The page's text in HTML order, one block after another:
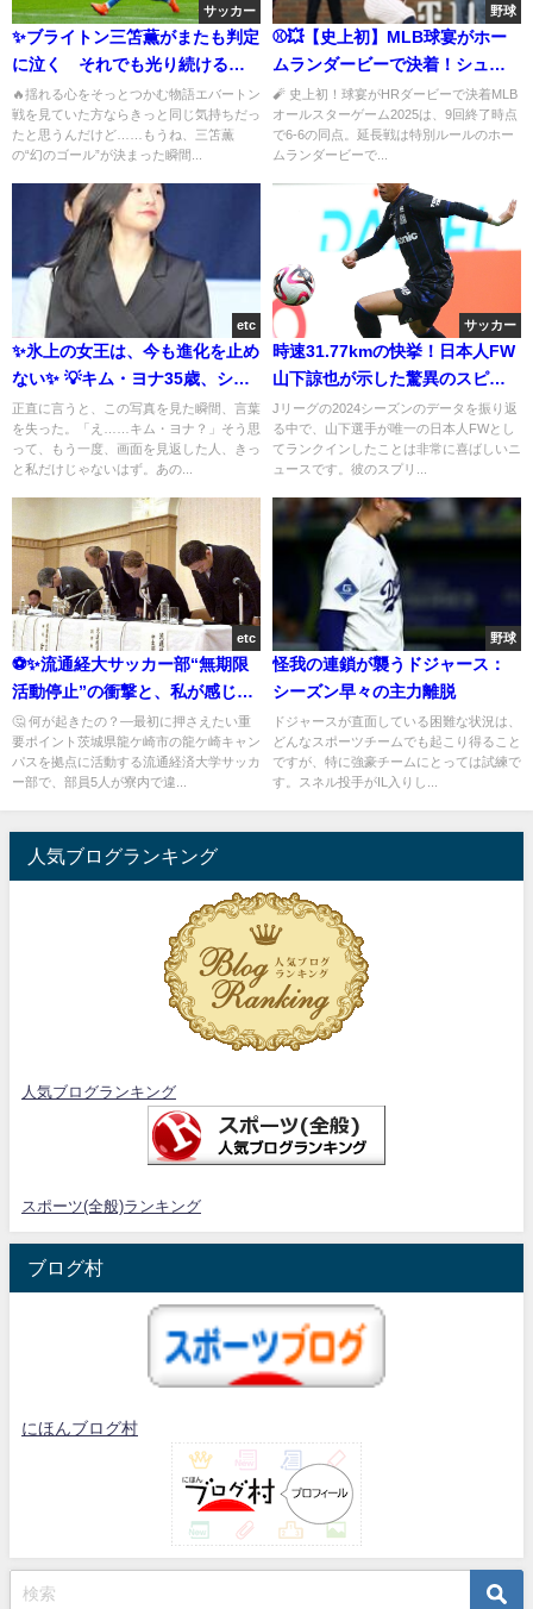
サッカー
✨ブライトン三笘薫がまたも判定
に泣く それでも光り続ける理
由
🔥揺れる心をそっとつかむ物語エバートン
戦を見ていた方ならきっと同じ気持ちだっ
たと思うんだけど……もうね、三笘薫
の“幻のゴール”が決まった瞬間...
野球
⚾💥【史上初】MLB球宴がホー
ムランダービーで決着！シュワ
バー3連発でナ・リーグ勝利！
🧨 史上初！球宴がHRダービーで決着MLB
オールスターゲーム2025は、9回終了時点
で6-6の同点。延長戦は特別ルールのホー
ムランダービーで...
etc
✨氷上の女王は、今も進化を止め
ない✨ 💡キム・ヨナ35歳、ショ
ートヘアが放つ圧倒的オーラ💡
正直に言うと、この写真を見た瞬間、言葉
を失った。「え……キム・ヨナ？」そう思
って、もう一度、画面を見返した人、きっ
と私だけじゃないはず。あの...
サッカー
時速31.77kmの快挙！日本人FW
山下諒也が示した驚異のスピー
ド
Jリーグの2024シーズンのデータを振り返
る中で、山下選手が唯一の日本人FWとし
てランクインしたことは非常に喜ばしいニ
ュースです。彼のスプリ...
etc
⚽✨流通経大サッカー部“無期限
活動停止”の衝撃と、私が感じた
再生への条件
🤔 何が起きたの？—最初に押さえたい重
要ポイント茨城県龍ケ崎市の龍ケ崎キャン
パスを拠点に活動する流通経済大学サッカ
ー部で、部員5人が寮内で違...
野球
怪我の連鎖が襲うドジャース：
シーズン早々の主力離脱
ドジャースが直面している困難な状況は、
どんなスポーツチームでも起こり得ること
ですが、特に強豪チームにとっては試練で
す。スネル投手がIL入りし...
人気ブログランキング
人気ブログランキング
スポーツ(全般)ランキング
ブログ村
にほんブログ村